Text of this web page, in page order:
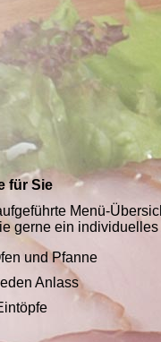
für Sie
Menü-
gerne ein individuelles
und Pfanne
Anlass